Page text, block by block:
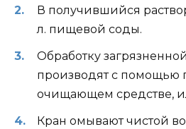
В получившийся
л. пищевой соды.
Обработку
производят с помощью
очищающем средстве,
Кран омывают чистой